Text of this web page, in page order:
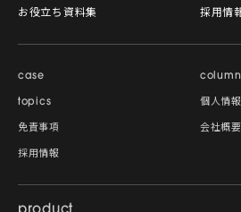
お役立ち資料集 採用情
case column
topics 個人情
免責事項 会社概要
採用情報